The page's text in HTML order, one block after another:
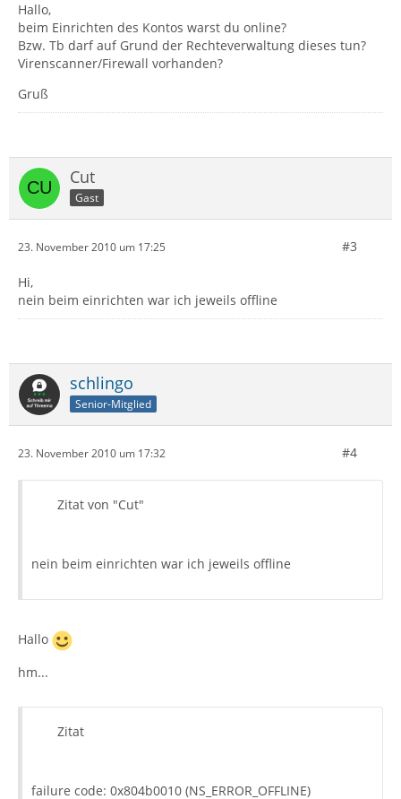
Hallo,
beim Einrichten des Kontos warst du online?
Bzw. Tb darf auf Grund der Rechteverwaltung dieses tun?
Virenscanner/Firewall vorhanden?
Gruß
Cut
Gast
23. November 2010 um 17:25 #3
Hi,
nein beim einrichten war ich jeweils offline
schlingo
Senior-Mitglied
23. November 2010 um 17:32 #4
Zitat von "Cut"
nein beim einrichten war ich jeweils offline
Hallo
hm...
Zitat
failure code: 0x804b0010 (NS_ERROR_OFFLINE)